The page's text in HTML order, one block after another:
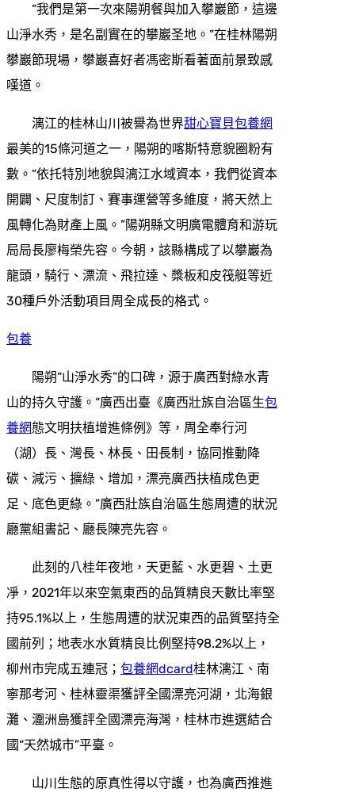
“我們是第一次來陽朔餐與加入攀巖節，這邊
山淨水秀，是名副實在的攀巖圣地。”在桂林陽朔
攀巖節現場，攀巖喜好者馮密斯看著面前景致感
嘆道。
漓江的桂林山川被譽為世界甜心寶貝包養網
最美的15條河道之一，陽朔的喀斯特意貌圈粉有
數。“依托特別地貌與漓江水域資本，我們從資本
開闢、尺度制訂、賽事運營等多維度，將天然上
風轉化為財產上風。”陽朔縣文明廣電體育和游玩
局局長廖梅榮先容。今朝，該縣構成了以攀巖為
龍頭，騎行、漂流、飛拉達、槳板和皮筏艇等近
30種戶外活動項目周全成長的格式。
包養
陽朔“山淨水秀”的口碑，源于廣西對綠水青
山的持久守護。“廣西出臺《廣西壯族自治區生包
養網態文明扶植增進條例》等，周全奉行河
（湖）長、灣長、林長、田長制，協同推動降
碳、減污、擴綠、增加，漂亮廣西扶植成色更
足、底色更綠。”廣西壯族自治區生態周遭的狀況
廳黨組書記、廳長陳亮先容。
此刻的八桂年夜地，天更藍、水更碧、土更
凈，2021年以來空氣東西的品質精良天數比率堅
持95.1%以上，生態周遭的狀況東西的品質堅持全
國前列；地表水水質精良比例堅持98.2%以上，
柳州市完成五連冠； 包養網dcard桂林漓江、南
寧那考河、桂林靈渠獲評全國漂亮河湖，北海銀
灘、潿洲島獲評全國漂亮海灣，桂林市進選結合
國“天然城市”平臺。
山川生態的原真性得以守護，也為廣西推進